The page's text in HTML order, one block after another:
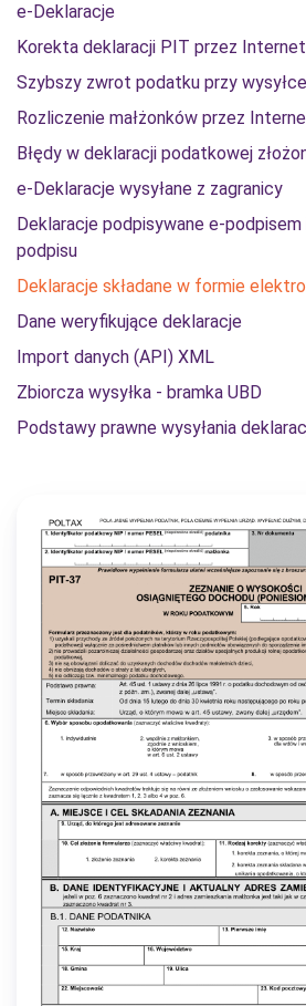
e-Deklaracje
Korekta deklaracji PIT przez Internet
Szybszy zwrot podatku przy
Rozliczenie małżonków przez
Błędy w deklaracji podatkowej
e-Deklaracje wysyłane z zagranicy
Deklaracje podpisywane e-podpisem
podpisu
Deklaracje składane w formie
Dane weryfikujące deklaracje
Import danych (API) XML
Zbiorcza wysyłka - bramka UBD
Podstawy prawne wysyłania